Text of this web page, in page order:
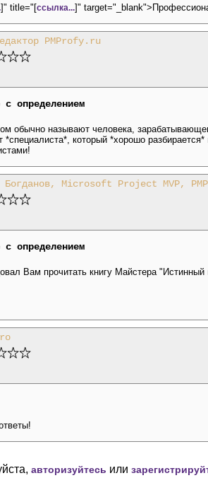
]" title="[ссылка...]"
PMProfy.ru
с определением
обычно называют человека,
*специалиста*, который *хорошо
Богданов, Microsoft Project MVP,
с определением
Вам прочитать книгу Майстера
авторизуйтесь или